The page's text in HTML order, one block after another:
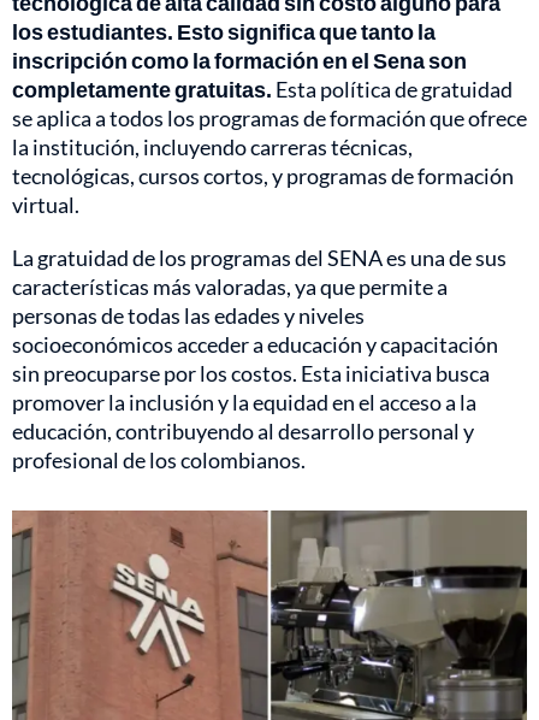
los estudiantes. Esto significa que tanto la
inscripción como la formación en el Sena son
completamente gratuitas. Esta política de gratuidad
se aplica a todos los programas de formación que ofrece
la institución, incluyendo carreras técnicas,
tecnológicas, cursos cortos, y programas de formación
virtual.
La gratuidad de los programas del SENA es una de sus
características más valoradas, ya que permite a
personas de todas las edades y niveles
socioeconómicos acceder a educación y capacitación
sin preocuparse por los costos. Esta iniciativa busca
promover la inclusión y la equidad en el acceso a la
educación, contribuyendo al desarrollo personal y
profesional de los colombianos.